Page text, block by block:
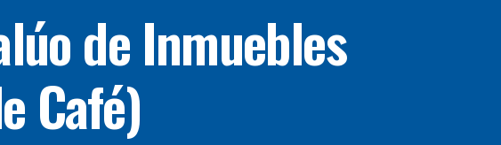
de Inmuebles
Café)